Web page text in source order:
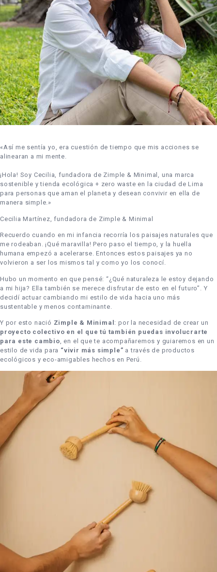
«Así me sentía yo, era cuestión de tiempo que mis acciones se
alinearan a mi mente.
¡Hola! Soy Cecilia, fundadora de Zimple & Minimal, una marca
sostenible y tienda ecológica + zero waste en la ciudad de Lima
para personas que aman el planeta y desean convivir en ella de
manera simple.»
Cecilia Martínez, fundadora de Zimple & Minimal
Recuerdo cuando en mi infancia recorría los paisajes naturales que
me rodeaban. ¡Qué maravilla! Pero paso el tiempo, y la huella
humana empezó a acelerarse. Entonces estos paisajes ya no
volvieron a ser los mismos tal y como yo los conocí.
Hubo un momento en que pensé: “¿Qué naturaleza le estoy dejando
a mi hija? Ella también se merece disfrutar de esto en el futuro”. Y
decidí actuar cambiando mi estilo de vida hacia uno más
sustentable y menos contaminante.
Y por esto nació Zimple & Minimal : por la necesidad de crear un
proyecto colectivo en el que tú también puedas involucrarte
para este cambio , en el que te acompañaremos y guiaremos en un
estilo de vida para “vivir más simple” a través de productos
ecológicos y eco-amigables hechos en Perú.